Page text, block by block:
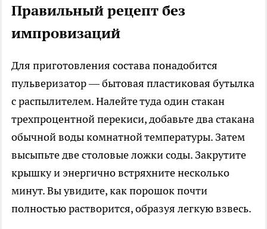
Правильный рецепт без
импровизаций
Для приготовления состава понадобится
пульверизатор — бытовая пластиковая бутылка
с распылителем. Налейте туда один стакан
трехпроцентной перекиси, добавьте два стакана
обычной воды комнатной температуры. Затем
высыпьте две столовые ложки соды. Закрутите
крышку и энергично встряхните несколько
минут. Вы увидите, как порошок почти
полностью растворится, образуя легкую взвесь.